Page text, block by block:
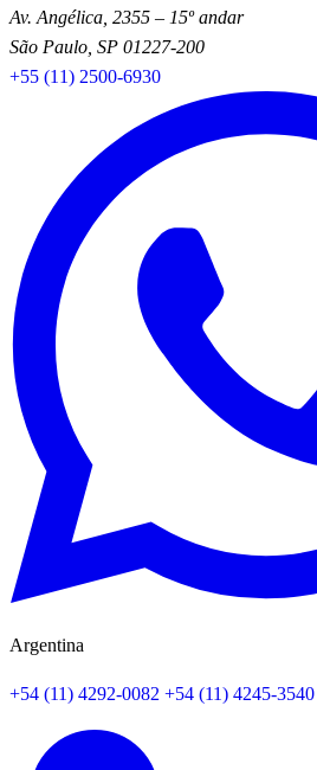
Av. Angélica, 2355 – 15º andar
São Paulo, SP 01227-200
+55 (11) 2500-6930
Argentina
+54 (11) 4292-0082 +54 (11) 4245-3540